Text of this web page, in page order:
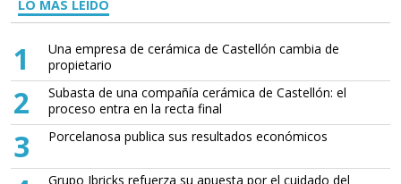
LO MÁS LEÍDO
1
Una empresa de cerámica de Castellón cambia de
propietario
2
Subasta de una compañía cerámica de Castellón: el
proceso entra en la recta final
3 Porcelanosa publica sus resultados económicos
Grupo Ibricks refuerza su apuesta por el cuidado del